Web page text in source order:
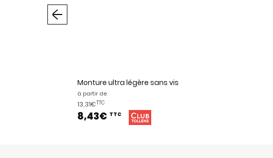
Monture ultra légère sans vis
à partir de
13,31€TTC
8,43€ TTC